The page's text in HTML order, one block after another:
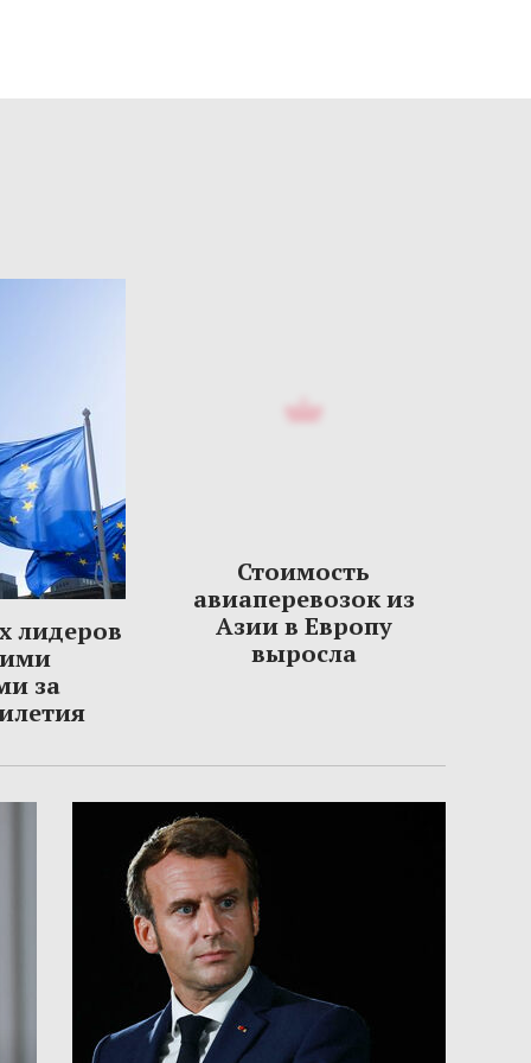
лидеров
за
Стоимость
авиаперевозок из
Азии в Европу
выросла